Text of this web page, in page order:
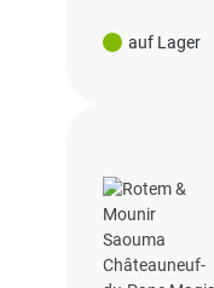
auf Lager